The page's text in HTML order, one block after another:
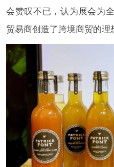
会赞叹不已，认为展会为
贸易商创造了跨境商贸的理